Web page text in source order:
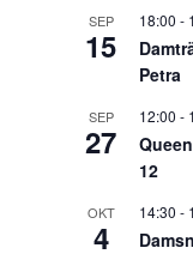
SEP
15
18:00 -
Petra
SEP
27
12:00 -
12
OKT
4
14:30 -